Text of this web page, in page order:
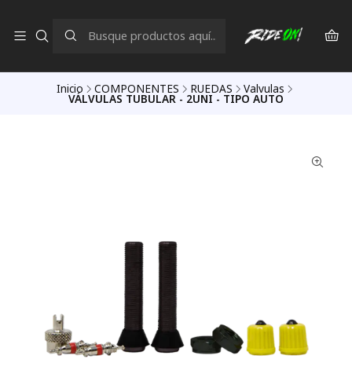
Inicio COMPONENTES RUEDAS Valvulas
VÁLVULAS TUBULAR - 2UNI - TIPO AUTO